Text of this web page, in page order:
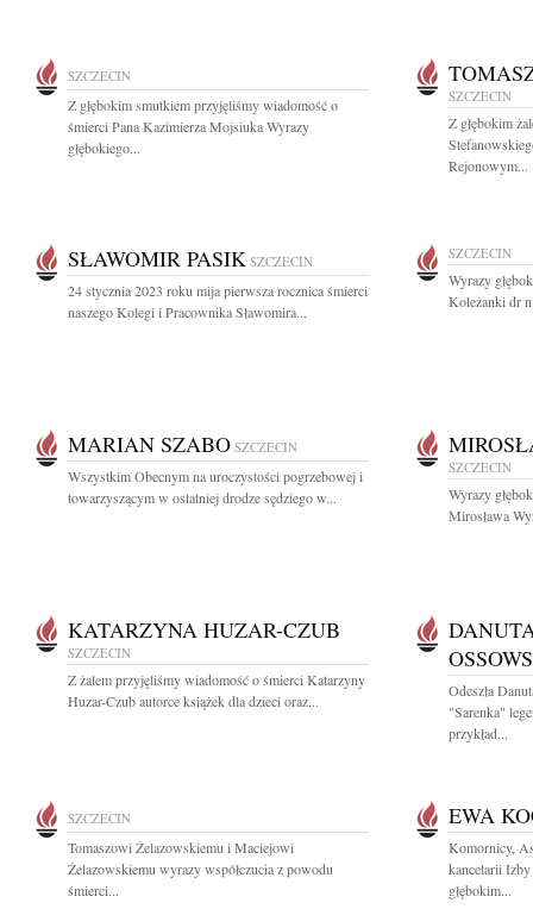
SZCZECIN
Z głębokim smutkiem przyjęliśmy wiadomość o
śmierci Pana Kazimierza Mojsiuka Wyrazy
głębokiego...
SZCZECIN
Z głębokim
Rejonowym...
SŁAWOMIR PASIK SZCZECIN
24 stycznia 2023 roku mija pierwsza rocznica śmierci
naszego Kolegi i Pracownika Sławomira...
SZCZECIN
Wyrazy
Koleżanki dr
MARIAN SZABO SZCZECIN
Wszystkim Obecnym na uroczystości pogrzebowej i
towarzyszącym w ostatniej drodze sędziego w...
SZCZECIN
Wyrazy
Mirosława
KATARZYNA HUZAR-CZUB
SZCZECIN
Z żalem przyjęliśmy wiadomość o śmierci Katarzyny
Huzar-Czub autorce książek dla dzieci oraz...
Odeszła
"Sarenka"
przykład...
SZCZECIN
Tomaszowi Żelazowskiemu i Maciejowi
Żelazowskiemu wyrazy współczucia z powodu
śmierci...
EWA
Komornicy,
kancelarii
głębokim...